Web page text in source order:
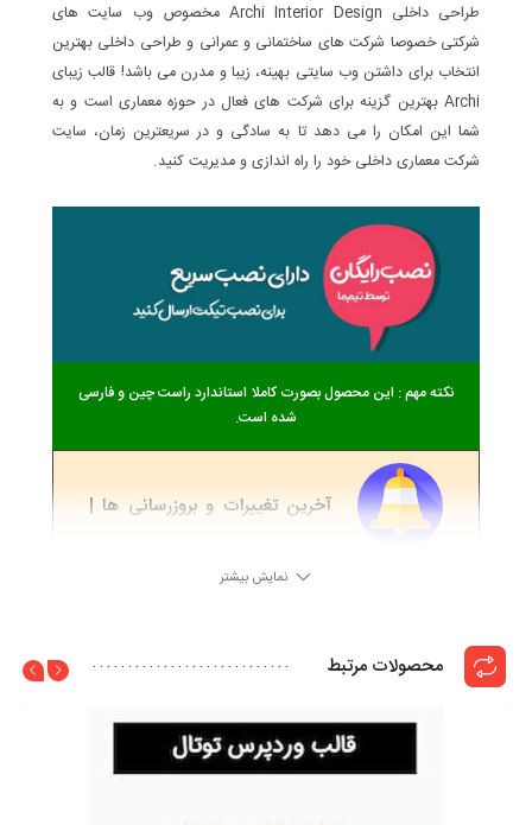
طراحی داخلی Archi Interior Design مخصوص وب سایت های
شرکتی خصوصا شرکت های ساختمانی و عمرانی و طراحی داخلی بهترین
انتخاب برای داشتن وب سایتی بهینه، زیبا و مدرن می باشد! قالب زیبای
Archi بهترین گزینه برای شرکت های فعال در حوزه معماری است و به
شما این امکان را می دهد تا به سادگی و در سریعترین زمان، سایت
شرکت معماری داخلی خود را راه اندازی و مدیریت کنید.
نکته مهم : این محصول بصورت کاملا استاندارد راست چین و فارسی
شده است.
آخرین تغییرات و بروزرسانی ها |
به نسخه جدید بروز شده است
4.3.5 6 سال ago
به نسخه جدید بروز شده است
نمایش بیشتر
محصولات مرتبط